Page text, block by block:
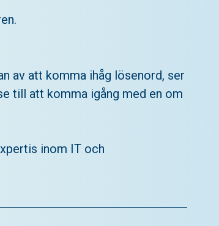
av att komma ihåg lösenord, ser
till att komma igång med en om
inom IT och